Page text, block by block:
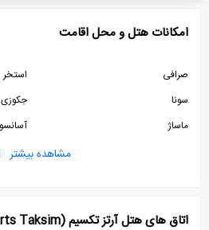
امکانات هتل و محل اقامت
صرافی
استخر
سونا
جکوزی
ماساژ
پذیرش 24
مشاهده بیشتر
اتاق های هتل آرتز تکسیم (Arts Taksim)